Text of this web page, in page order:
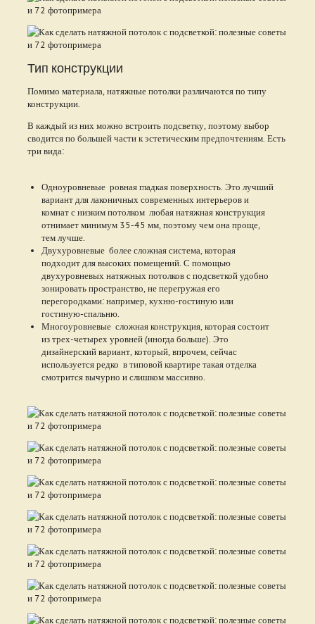
Тип конструкции
Помимо материала, натяжные потолки различаются по типу
конструкции.
В каждый из них можно встроить подсветку, поэтому выбор
сводится по большей части к эстетическим предпочтениям. Есть
три вида:
Одноуровневые ровная гладкая поверхность. Это лучший
вариант для лаконичных современных интерьеров и
комнат с низким потолком любая натяжная конструкция
отнимает минимум 35-45 мм, поэтому чем она проще,
тем лучше.
Двухуровневые более сложная система, которая
подходит для высоких помещений. С помощью
двухуровневых натяжных потолков с подсветкой удобно
зонировать пространство, не перегружая его
перегородками: например, кухню-гостиную или
гостиную-спальню.
Многоуровневые сложная конструкция, которая состоит
из трех-четырех уровней (иногда больше). Это
дизайнерский вариант, который, впрочем, сейчас
используется редко в типовой квартире такая отделка
смотрится вычурно и слишком массивно.